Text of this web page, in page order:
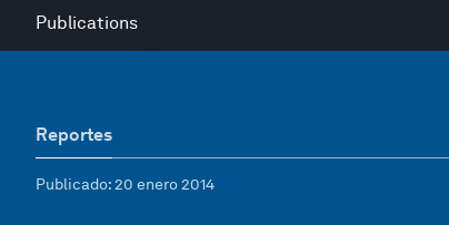
Publications
Reportes
Publicado: 20 enero 2014